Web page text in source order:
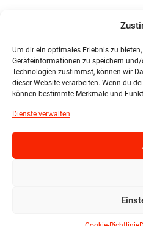
Um dir ein optimales Erlebnis zu
Geräteinformationen zu speichern
Technologien zustimmst, können wir
dieser Website verarbeiten. Wenn du
können bestimmte Merkmale und
Dienste verwalten